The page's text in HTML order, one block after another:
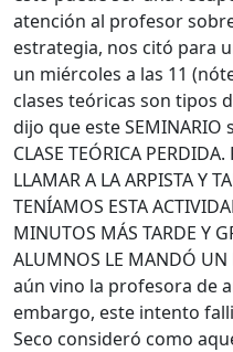
atención al profesor
estrategia, nos citó para
un miércoles a las 11
clases teóricas son tipos
dijo que este
CLASE TEÓRICA
LLAMAR A LA ARPISTA Y
TENÍAMOS ESTA
MINUTOS MÁS TARDE Y
ALUMNOS LE MANDÓ UN
aún vino la profesora de
embargo, este intento
Seco consideró como